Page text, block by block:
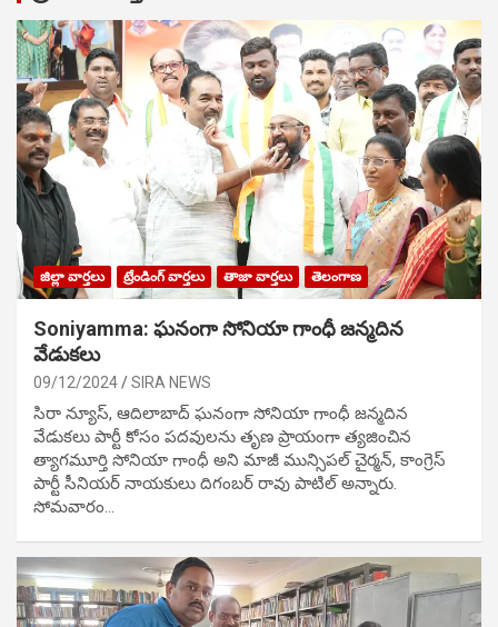
జిల్లా వార్తలు ట్రేండింగ్ వార్తలు తాజా వార్తలు తెలంగాణ
Soniyamma: ఘ‌నంగా సోనియా గాంధీ జ‌న్మ‌దిన
వేడుక‌లు
09/12/2024 SIRA NEWS
సిరా న్యూస్, ఆదిలాబాద్ ఘ‌నంగా సోనియా గాంధీ జ‌న్మ‌దిన
వేడుక‌లు పార్టీ కోసం ప‌ద‌వుల‌ను తృణ ప్రాయంగా త్య‌జించిన
త్యాగమూర్తి సోనియా గాంధీ అని మాజీ మున్సిప‌ల్ చైర్మ‌న్, కాంగ్రెస్
పార్టీ సీనియ‌ర్ నాయ‌కులు దిగంబ‌ర్ రావు పాటిల్ అన్నారు.
సోమవారం…